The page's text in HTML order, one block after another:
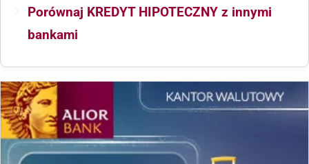
Porównaj KREDYT HIPOTECZNY z innymi
bankami